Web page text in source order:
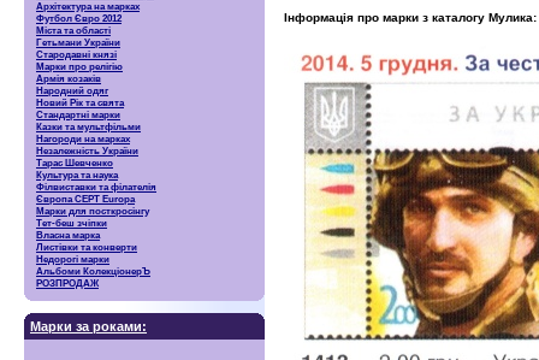
Архітектура на марках
Футбол Євро 2012
Міста та області
Гетьмани України
Стародавні князі
Марки про релігію
Армія козаків
Народний одяг
Новий Рік та свята
Стандартні марки
Казки та мультфільми
Нагороди на марках
Незалежність України
Тарас Шевченко
Культура та наука
Філвиставки та філателія
Європа CEPT Europa
Марки для посткросінгу
Тет-беш зчіпки
Власна марка
Листівки та конверти
Недорогі марки
Альбоми КолекціонерЪ
РОЗПРОДАЖ
Марки за роками:
Інформація про марки з каталогу Мулика: